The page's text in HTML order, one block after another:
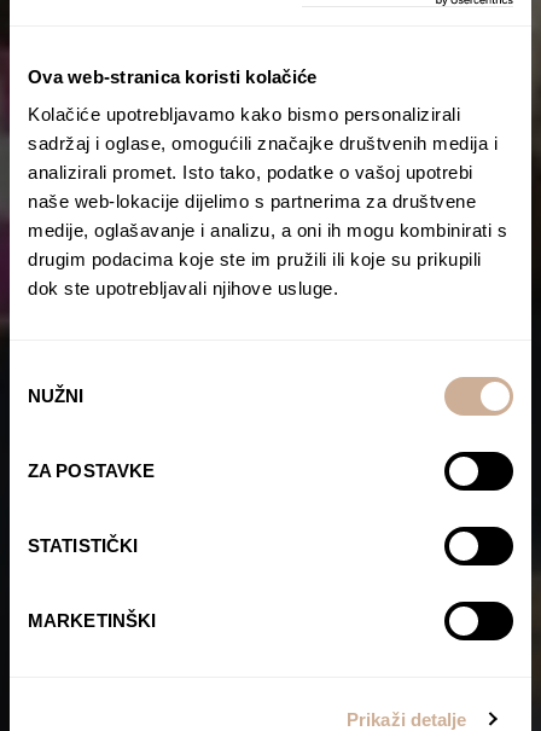
Ova web-stranica koristi kolačiće
Kolačiće upotrebljavamo kako bismo personalizirali
sadržaj i oglase, omogućili značajke društvenih medija i
analizirali promet. Isto tako, podatke o vašoj upotrebi
naše web-lokacije dijelimo s partnerima za društvene
medije, oglašavanje i analizu, a oni ih mogu kombinirati s
drugim podacima koje ste im pružili ili koje su prikupili
dok ste upotrebljavali njihove usluge.
pristanka
NUŽNI
ZA POSTAVKE
STATISTIČKI
MARKETINŠKI
Prikaži detalje